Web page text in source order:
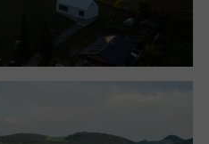
Okolní krajinu přijímá
si osvojuje jako
neustále se měnící
zeleného „koberce“